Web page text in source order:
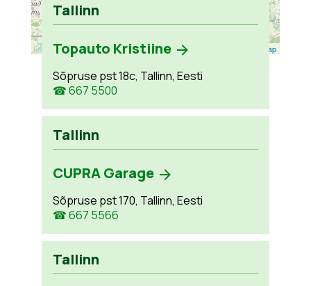
Leaflet OpenStreetMap
Tallinn
Topauto Kristiine
Sõpruse pst 18c, Tallinn, Eesti
☎ 667 5500
Tallinn
CUPRA Garage
Sõpruse pst 170, Tallinn, Eesti
☎ 667 5566
Tallinn